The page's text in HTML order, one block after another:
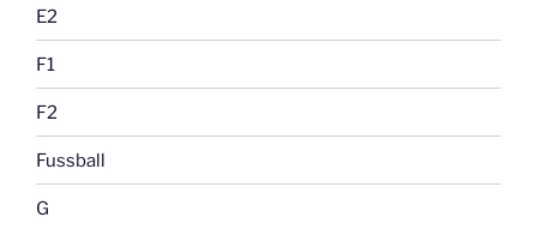
E2
F1
F2
Fussball
G